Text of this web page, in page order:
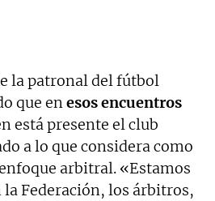
la patronal del fútbol
que enesos encuentros
está presente el club
a lo que considera como
arbitral. «Estamos
Federación, los árbitros,